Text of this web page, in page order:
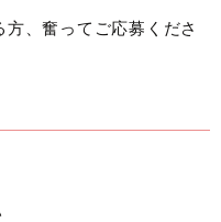
、奮ってご応募くださ